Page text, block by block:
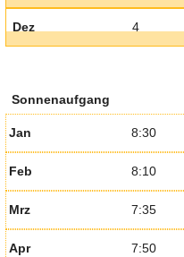
Dez 4
Sonnenaufgang
Jan 8:30
Feb 8:10
Mrz 7:35
Apr 7:50